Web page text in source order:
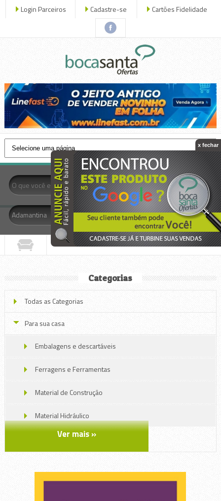
Login Parceiros Cadastre-se Cartões Fidelidade
- Todas as Categorias -
Adamantina
Categorias
Todas as Categorias
Para sua casa
Embalagens e descartáveis
Ferragens e Ferramentas
Material de Construção
Material Hidráulico
Ver mais »
x fechar